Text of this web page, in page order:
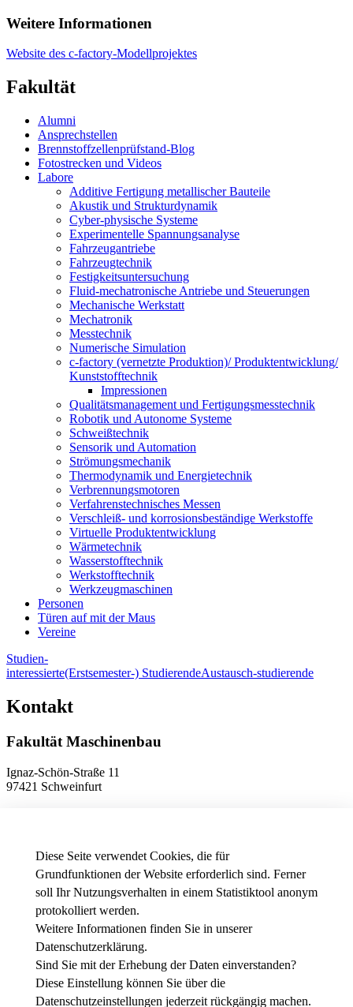
Diese Seite verwendet Cookies, die für
Grundfunktionen der Website erforderlich sind. Ferner
soll Ihr Nutzungsverhalten in einem Statistiktool anonym
protokolliert werden.
Weitere Informationen finden Sie in unserer
Datenschutzerklärung.
Sind Sie mit der Erhebung der Daten einverstanden?
Diese Einstellung können Sie über die
Datenschutzeinstellungen jederzeit rückgängig machen.
Weitere Informationen
Website des c-factory-Modellprojektes
Fakultät
Alumni
Ansprechstellen
Brennstoffzellenprüfstand-Blog
Fotostrecken und Videos
Labore
Additive Fertigung metallischer Bauteile
Akustik und Strukturdynamik
Cyber-physische Systeme
Experimentelle Spannungsanalyse
Fahrzeugantriebe
Fahrzeugtechnik
Festigkeitsuntersuchung
Fluid-mechatronische Antriebe und Steuerungen
Mechanische Werkstatt
Mechatronik
Messtechnik
Numerische Simulation
c-factory (vernetzte Produktion)/ Produktentwicklung/
Kunststofftechnik
Impressionen
Qualitätsmanagement und Fertigungsmesstechnik
Robotik und Autonome Systeme
Schweißtechnik
Sensorik und Automation
Strömungsmechanik
Thermodynamik und Energietechnik
Verbrennungsmotoren
Verfahrenstechnisches Messen
Verschleiß- und korrosionsbeständige Werkstoffe
Virtuelle Produktentwicklung
Wärmetechnik
Wasserstofftechnik
Werkstofftechnik
Werkzeugmaschinen
Personen
Türen auf mit der Maus
Vereine
Studien-
interessierte(Erstsemester-) StudierendeAustausch-studierende
Kontakt
Fakultät Maschinenbau
Ignaz-Schön-Straße 11
97421 Schweinfurt
Datenschutzeinstellungen
News - Presse
Stellenausschreibungen der THWS
Intranet
Facebook